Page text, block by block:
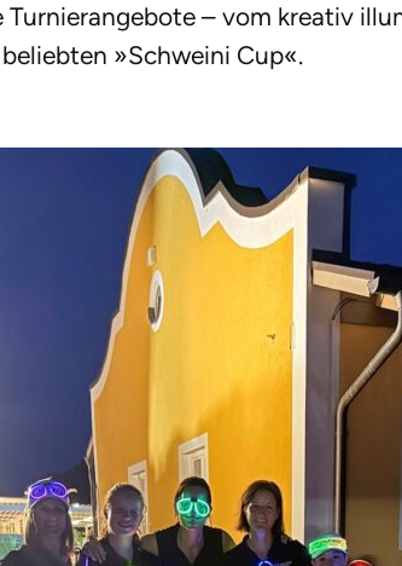
Turnierangebote – vom kreativ
»Schweini Cup«.